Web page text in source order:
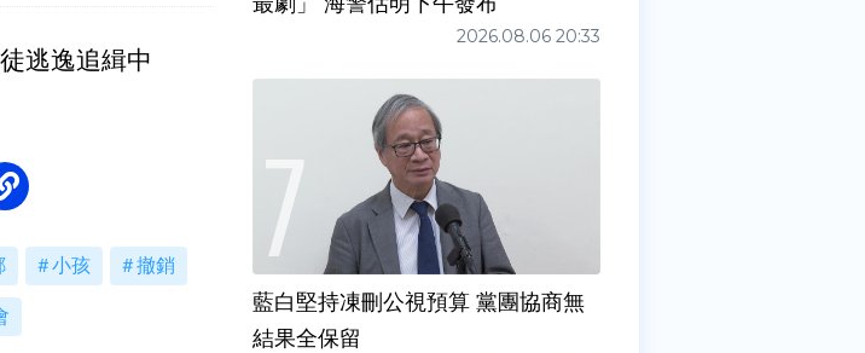
逃逸追緝中
小孩 撤銷
2026.08.06 20:33
藍白堅持凍刪公視預算 黨團協商無
結果全保留